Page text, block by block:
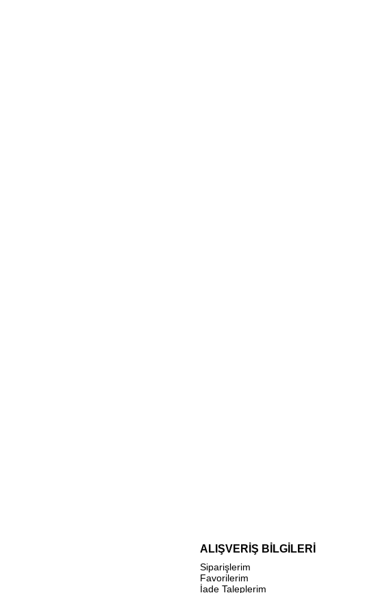
ALIŞVERİŞ BİLGİLERİ
Siparişlerim
Favorilerim
İade Taleplerim